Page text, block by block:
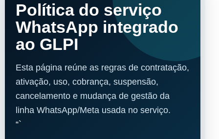
Política do serviço
WhatsApp integrado
ao GLPI
Esta página reúne as regras de contratação,
ativação, uso, cobrança, suspensão,
cancelamento e mudança de gestão da
linha WhatsApp/Meta usada no serviço.
“`